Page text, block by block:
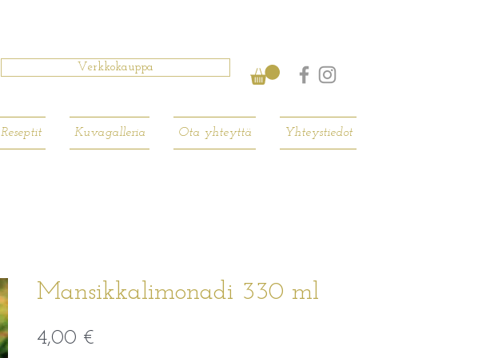
Verkkokauppa
Reseptit Kuvagalleria Ota yhteyttä Yhteystiedot
Mansikkalimonadi 330 ml
4,00 €